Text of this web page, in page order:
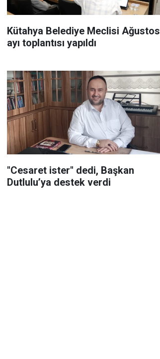
Kütahya Belediye Meclisi Ağustos
ayı toplantısı yapıldı
"Cesaret ister" dedi, Başkan
Dutlulu’ya destek verdi